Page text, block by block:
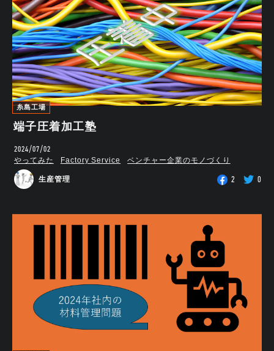
糸島工場
端子圧着加工塾
2024/07/02
やってみた Factory Service ベンチャー企業のモノづくり
生産管理 2 0